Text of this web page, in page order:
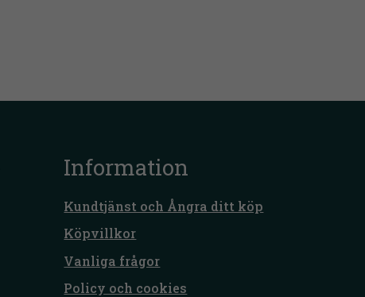
Information
Kundtjänst och Ångra ditt köp
Köpvillkor
Vanliga frågor
Policy och cookies